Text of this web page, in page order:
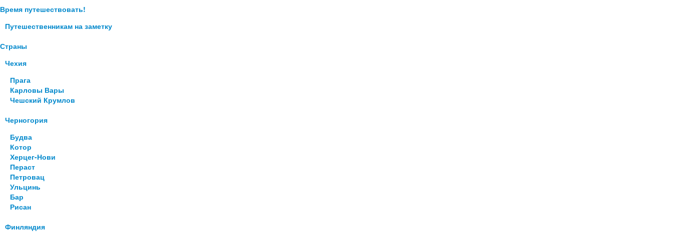
Время путешествовать!
Путешественникам на заметку
Страны
Чехия
Прага
Карловы Вары
Чешский Крумлов
Черногория
Будва
Котор
Херцег-Нови
Пераст
Петровац
Ульцинь
Бар
Рисан
Финляндия